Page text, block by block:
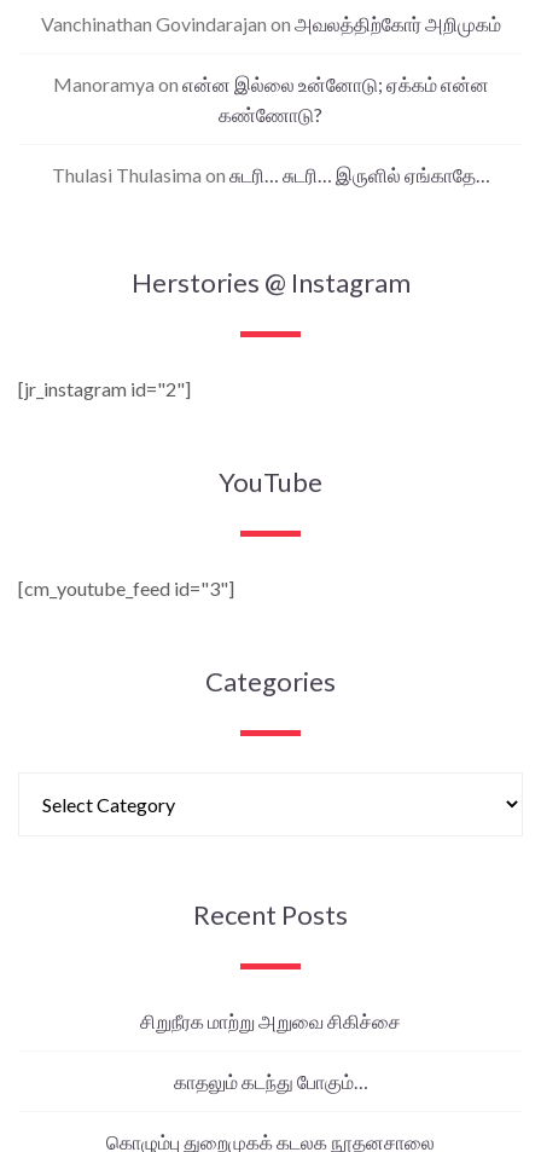
Vanchinathan Govindarajan on அவலத்திற்கோர் அறிமுகம்
Manoramya on என்ன இல்லை உன்னோடு; ஏக்கம் என்ன
கண்ணோடு?
Thulasi Thulasima on சுடரி… சுடரி… இருளில் ஏங்காதே…
Herstories @ Instagram
[jr_instagram id="2"]
YouTube
[cm_youtube_feed id="3"]
Categories
Recent Posts
சிறுநீரக மாற்று அறுவை சிகிச்சை
காதலும் கடந்து போகும்…
கொழும்பு துறைமுகக் கடலக நூதனசாலை